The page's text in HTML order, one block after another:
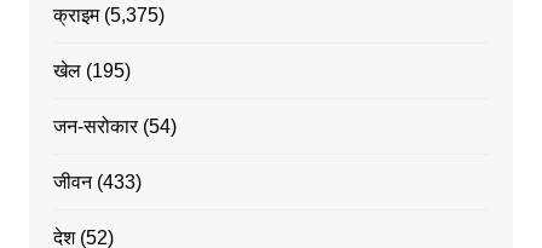
क्राइम(5,375)
खेल(195)
जन-सरोकार(54)
जीवन(433)
देश(52)